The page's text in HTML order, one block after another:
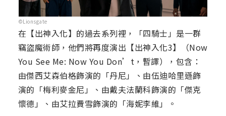
©Lionsgate
在【出神入化】的過去系列裡，「四騎士」是一群
竊盜魔術師，他們將再度演出【出神入化3】（Now
You See Me: Now You Don’t，暫譯），包含：
由傑西艾森伯格飾演的「丹尼」、由伍迪哈里遜飾
演的「梅利麥金尼」、由戴夫法蘭科飾演的「傑克
懷德」、由艾拉費雪飾演的「海妮李維」。